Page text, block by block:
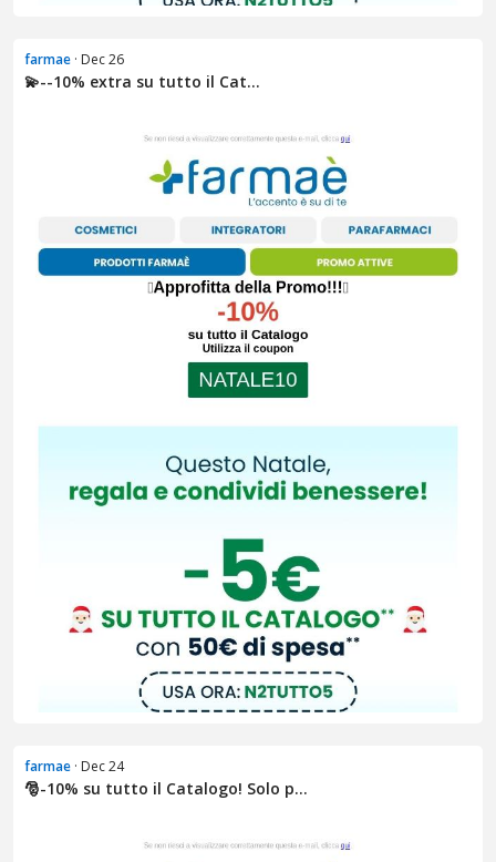
farmae · Dec 26
💫​​​--10% extra su tutto il Cat...
farmae · Dec 24
🎅​-10% su tutto il Catalogo! Solo p...